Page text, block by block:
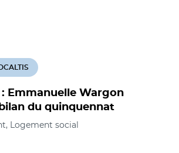
Emmanuelle Wargon
du quinquennat
Logement social